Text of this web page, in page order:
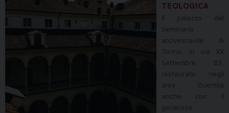
TEOLOGICA
Il palazzo del
Seminario
arcivescovile di
Torino, in via XX
Settembre 83,
restaurato negli
anni Duemila
anche con il
generoso